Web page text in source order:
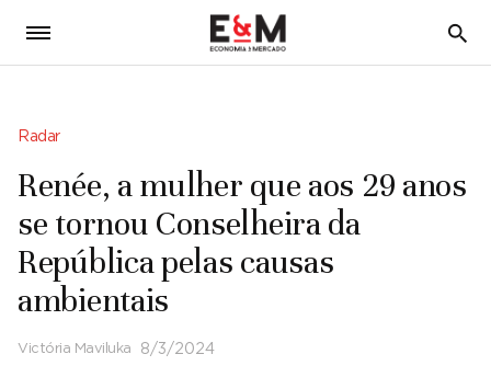
5
Radar
Renée, a mulher que aos 29 anos
se tornou Conselheira da
República pelas causas
ambientais
Victória Maviluka 8/3/2024